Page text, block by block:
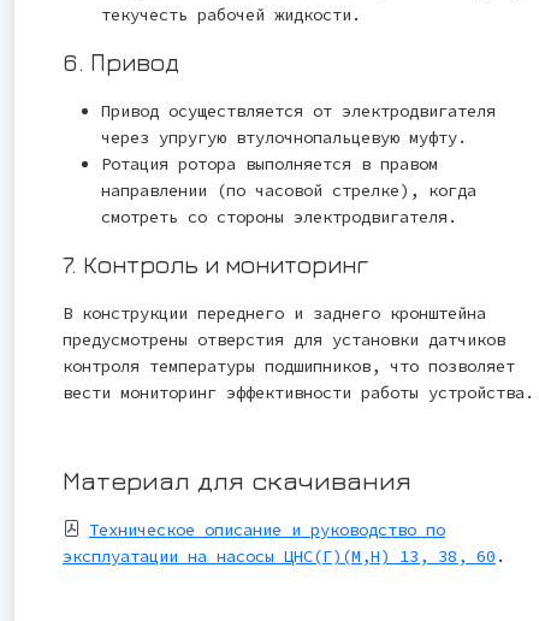
текучесть рабочей жидкости.
6. Привод
Привод осуществляется от электродвигателя
через упругую втулочнопальцевую муфту.
Ротация ротора выполняется в правом
направлении (по часовой стрелке), когда
смотреть со стороны электродвигателя.
7. Контроль и мониторинг
В конструкции переднего и заднего кронштейна
предусмотрены отверстия для установки датчиков
контроля температуры подшипников, что позволяет
вести мониторинг эффективности работы устройства.
Материал для скачивания
Техническое описание и руководство по
эксплуатации на насосы ЦНС(Г)(М,Н) 13, 38, 60 .